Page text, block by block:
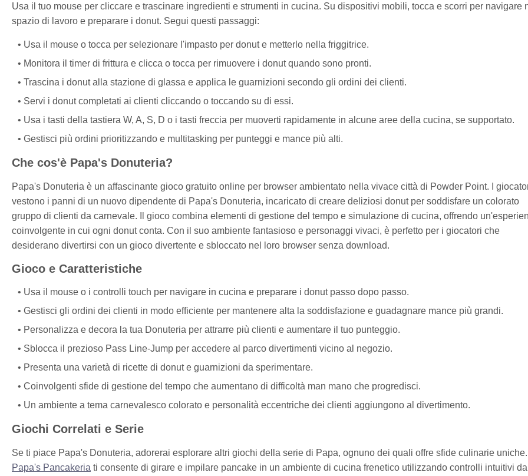
Usa il tuo mouse per cliccare e trascinare ingredienti e strumenti in cucina. Su dispositivi mobili, tocca e scorri per navigare
spazio di lavoro e preparare i donut. Segui questi passaggi:
Usa il mouse o tocca per selezionare l'impasto per donut e metterlo nella friggitrice.
Monitora il timer di frittura e clicca o tocca per rimuovere i donut quando sono pronti.
Trascina i donut alla stazione di glassa e applica le guarnizioni secondo gli ordini dei clienti.
Servi i donut completati ai clienti cliccando o toccando su di essi.
Usa i tasti della tastiera W, A, S, D o i tasti freccia per muoverti rapidamente in alcune aree della cucina, se supportato.
Gestisci più ordini prioritizzando e multitasking per punteggi e mance più alti.
Che cos'è Papa's Donuteria?
Papa's Donuteria è un affascinante gioco gratuito online per browser ambientato nella vivace città di Powder Point. I
vestono i panni di un nuovo dipendente di Papa's Donuteria, incaricato di creare deliziosi donut per soddisfare un colorato
gruppo di clienti da carnevale. Il gioco combina elementi di gestione del tempo e simulazione di cucina, offrendo
coinvolgente in cui ogni donut conta. Con il suo ambiente fantasioso e personaggi vivaci, è perfetto per i giocatori che
desiderano divertirsi con un gioco divertente e sbloccato nel loro browser senza download.
Gioco e Caratteristiche
Usa il mouse o i controlli touch per navigare in cucina e preparare i donut passo dopo passo.
Gestisci gli ordini dei clienti in modo efficiente per mantenere alta la soddisfazione e guadagnare mance più grandi.
Personalizza e decora la tua Donuteria per attrarre più clienti e aumentare il tuo punteggio.
Sblocca il prezioso Pass Line-Jump per accedere al parco divertimenti vicino al negozio.
Presenta una varietà di ricette di donut e guarnizioni da sperimentare.
Coinvolgenti sfide di gestione del tempo che aumentano di difficoltà man mano che progredisci.
Un ambiente a tema carnevalesco colorato e personalità eccentriche dei clienti aggiungono al divertimento.
Giochi Correlati e Serie
Se ti piace Papa's Donuteria, adorerai esplorare altri giochi della serie di Papa, ognuno dei quali offre sfide culinarie uniche.
Papa's Pancakeria ti consente di girare e impilare pancake in un ambiente di cucina frenetico utilizzando controlli intuitivi da